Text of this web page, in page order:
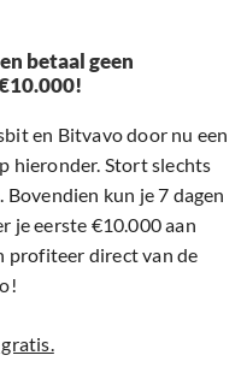
betaal geen
en Bitvavo door nu een
hieronder. Stort slechts
kun je 7 dagen
je eerste €10.000 aan
profiteer direct van de